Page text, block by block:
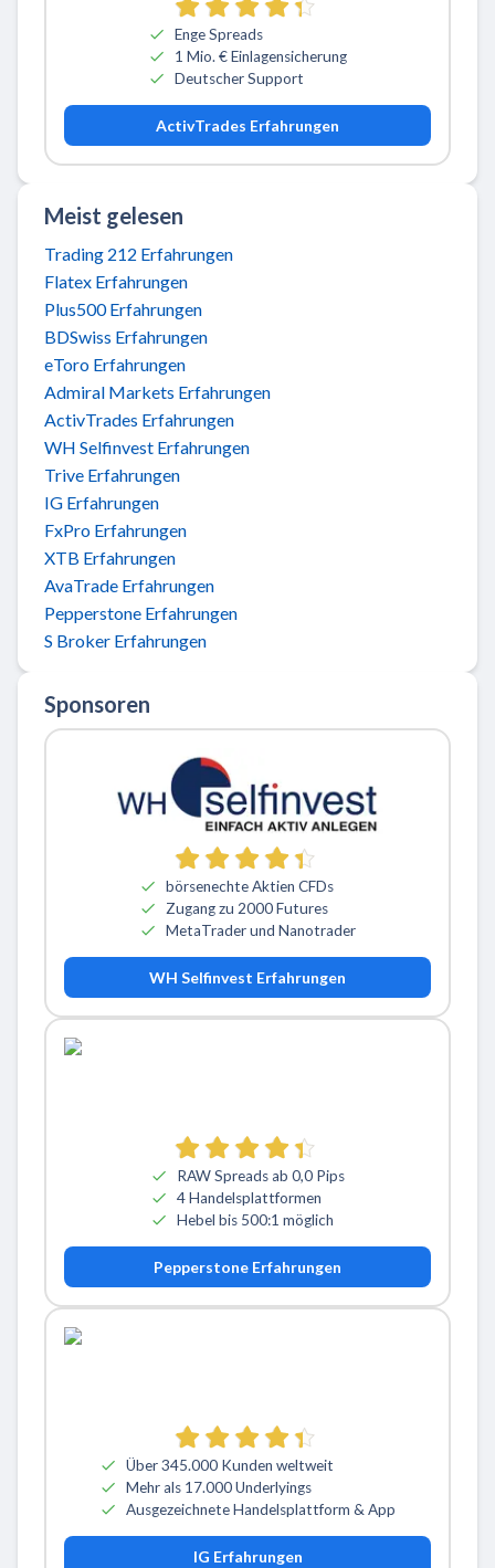
Enge Spreads
1 Mio. € Einlagensicherung
Deutscher Support
ActivTrades Erfahrungen
Meist gelesen
Trading 212 Erfahrungen
Flatex Erfahrungen
Plus500 Erfahrungen
BDSwiss Erfahrungen
eToro Erfahrungen
Admiral Markets Erfahrungen
ActivTrades Erfahrungen
WH Selfinvest Erfahrungen
Trive Erfahrungen
IG Erfahrungen
FxPro Erfahrungen
XTB Erfahrungen
AvaTrade Erfahrungen
Pepperstone Erfahrungen
S Broker Erfahrungen
Sponsoren
börsenechte Aktien CFDs
Zugang zu 2000 Futures
MetaTrader und Nanotrader
WH Selfinvest Erfahrungen
RAW Spreads ab 0,0 Pips
4 Handelsplattformen
Hebel bis 500:1 möglich
Pepperstone Erfahrungen
Über 345.000 Kunden weltweit
Mehr als 17.000 Underlyings
Ausgezeichnete Handelsplattform & App
IG Erfahrungen